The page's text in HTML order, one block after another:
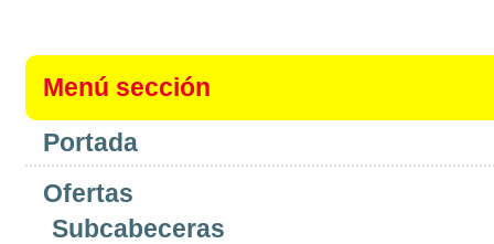
Menú sección
Portada
Ofertas
Subcabeceras